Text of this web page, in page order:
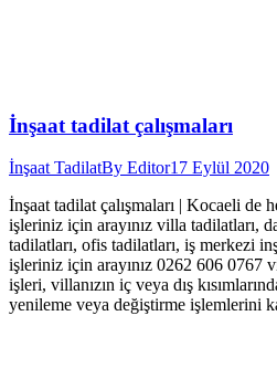
İnşaat tadilat çalışmaları
İnşaat TadilatBy Editor17 Eylül 2020
İnşaat tadilat çalışmaları | Kocaeli de
işleriniz için arayınız villa tadilatları,
tadilatları, ofis tadilatları, iş merkezi
işleriniz için arayınız 0262 606 0767
işleri, villanızın iç veya dış
yenileme veya değiştirme işlemlerini